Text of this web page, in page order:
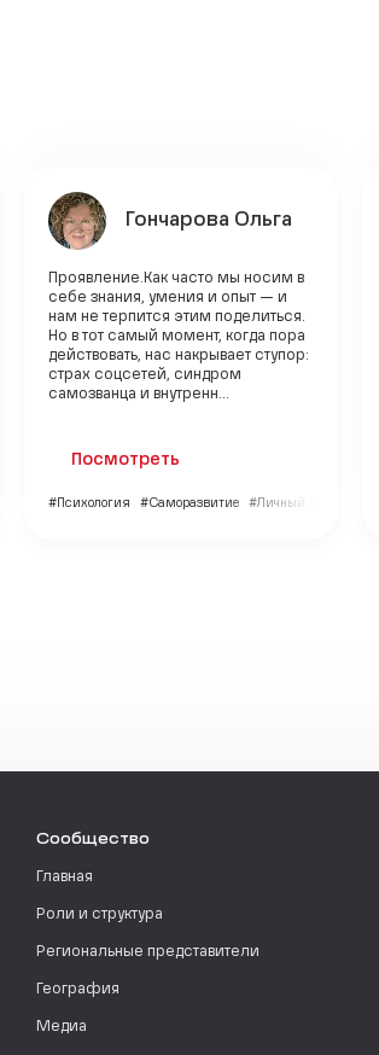
Гончарова Ольга
Проявление.Как часто мы носим в
себе знания, умения и опыт — и
нам не терпится этим поделиться.
Но в тот самый момент, когда пора
действовать, нас накрывает ступор:
страх соцсетей, синдром
самозванца и внутренн...
Посмотреть
#Психология #Саморазвитие #Личный бренд
Сообщество
Главная
Роли и структура
Региональные представители
География
Медиа